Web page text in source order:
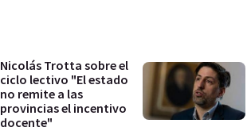
Nicolás Trotta sobre el
ciclo lectivo "El estado
no remite a las
provincias el incentivo
docente"